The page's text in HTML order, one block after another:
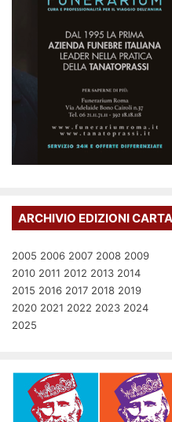
ARCHIVIO EDIZIONI
2005 2006 2007 2008 2009
2010 2011 2012 2013 2014
2015 2016 2017 2018 2019
2020 2021 2022 2023 2024
2025